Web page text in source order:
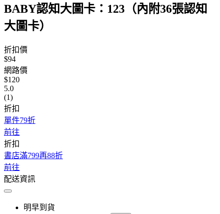
BABY認知大圖卡：123（內附36張認知
大圖卡）
折扣價
$94
網路價
$120
5.0
(1)
折扣
單件79折
前往
折扣
書店滿799再88折
前往
配送資訊
明早到貨